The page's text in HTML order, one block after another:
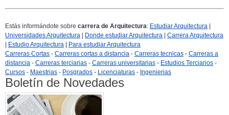
Estás informándote sobre carrera de Arquitectura: Estudiar Arquitectura
Universidades Arquitectura
Donde estudiar Arquitectura
Carrera Arquitectura
Estudio Arquitectura
Para estudiar Arquitectura
Carreras Cortas - Carreras cortas a distancia - Carreras tecnicas - Carreras a
distancia - Carreras terciarias - Carreras universitarias - Estudios Terciarios -
Cursos - Maestrias - Posgrados - Licenciaturas - Ingenierias
Boletín de Novedades